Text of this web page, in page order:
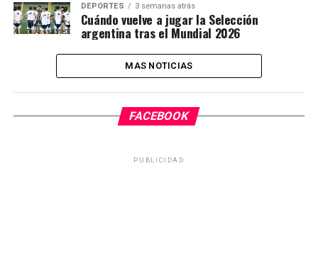
DEPORTES 3 semanas atrás
Cuándo vuelve a jugar la Selección
argentina tras el Mundial 2026
MAS NOTICIAS
FACEBOOK
PUBLICIDAD